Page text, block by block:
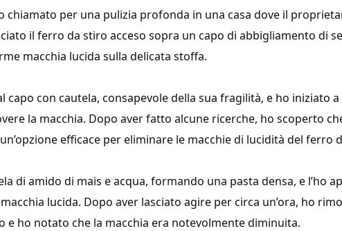
chiamato per una pulizia profonda in una casa dove il
il ferro da stiro acceso sopra un capo di abbigliamento di
macchia lucida sulla delicata stoffa.
capo con cautela, consapevole della sua fragilità, e ho iniziato
la macchia. Dopo aver fatto alcune ricerche, ho scoperto
efficace per eliminare le macchie di lucidità del ferro
di amido di mais e acqua, formando una pasta densa, e l’ho
lucida. Dopo aver lasciato agire per circa un’ora, ho
e ho notato che la macchia era notevolmente diminuita.